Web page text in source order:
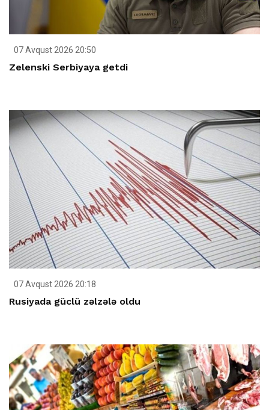
07 Avqust 2026 20:50
Zelenski Serbiyaya getdi
07 Avqust 2026 20:18
Rusiyada güclü zəlzələ oldu